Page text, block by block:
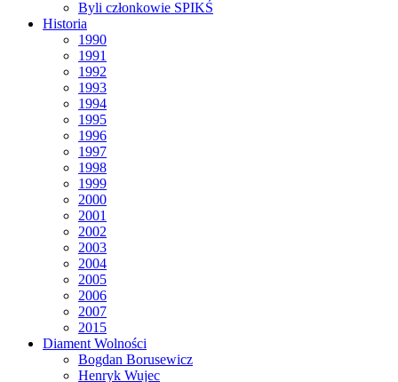
Byli członkowie SPIKŚ
Historia
1990
1991
1992
1993
1994
1995
1996
1997
1998
1999
2000
2001
2002
2003
2004
2005
2006
2007
2015
Diament Wolności
Bogdan Borusewicz
Henryk Wujec